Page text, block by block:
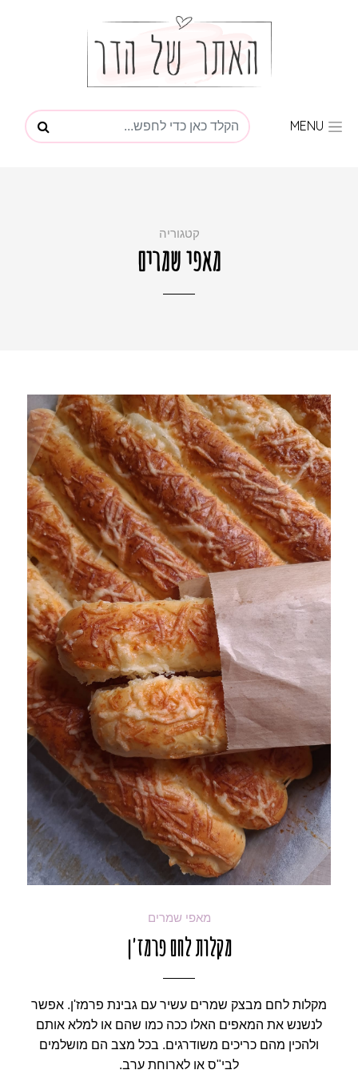
MENU
קטגוריה
מאפי שמרים
מאפי שמרים
מקלות לחם פרמז'ן
מקלות לחם מבצק שמרים עשיר עם גבינת פרמז'ן. אפשר
לנשנש את המאפים האלו ככה כמו שהם או למלא אותם
ולהכין מהם כריכים משודרגים. בכל מצב הם מושלמים
לבי"ס או לארוחת ערב.